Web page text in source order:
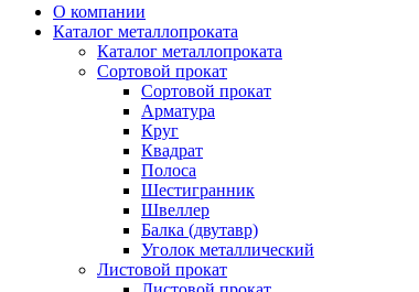
О компании
Каталог металлопроката
Каталог металлопроката
Сортовой прокат
Сортовой прокат
Арматура
Круг
Квадрат
Полоса
Шестигранник
Швеллер
Балка (двутавр)
Уголок металлический
Листовой прокат